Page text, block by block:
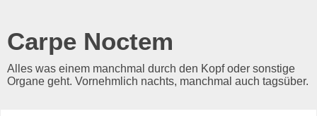
Carpe Noctem
Alles was einem manchmal durch den Kopf oder sonstige
Organe geht. Vornehmlich nachts, manchmal auch tagsüber.